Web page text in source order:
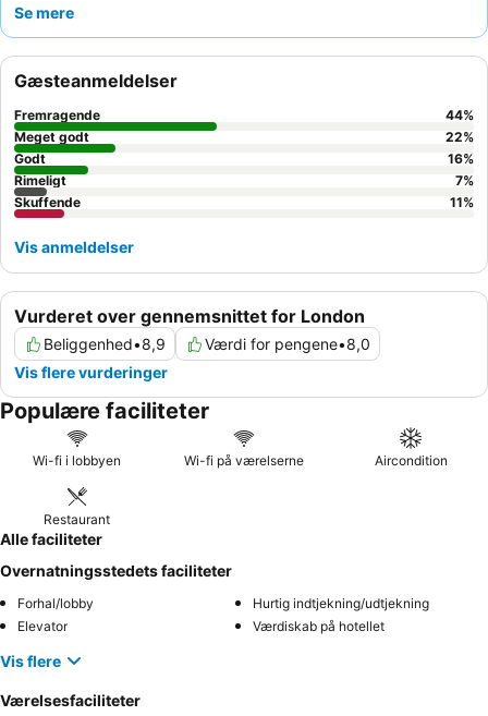
Gæsterne roser konsekvent det
For en mere rolig oplevelse anbefaler gæsterne at bede om et
værelse mod haven.
Se mere
Vurderet over gennemsnittet for London
Beliggenhed•8,9 Værdi for pengene•8,0
Vis flere vurderinger
Gæsteanmeldelser
Fremragende 44%
Meget godt
22%
Godt
16%
Rimeligt
7%
Skuffende
11%
Vis anmeldelser
Populære faciliteter
Wi-fi i lobbyen Wi-fi på værelserne Aircondition
Restaurant
Alle faciliteter
Overnatningsstedets faciliteter
Forhal/lobby
Hurtig indtjekning/udtjekning
Elevator
Værdiskab på hotellet
Vis flere
Værelsesfaciliteter